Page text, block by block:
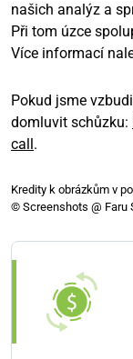
našich analýz a
Při tom úzce
Více informací
Pokud jsme
domluvit schůzku:
call .
Kredity k obrázkům v
© Screenshots @ Faru